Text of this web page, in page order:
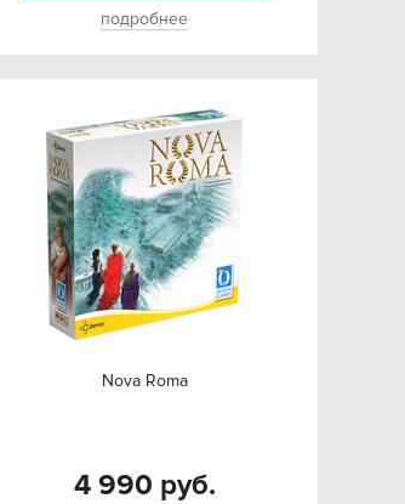
подробнее
Nova Roma
4 990 руб.